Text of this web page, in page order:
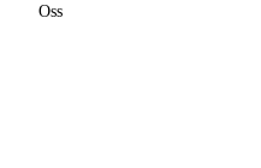
Oss